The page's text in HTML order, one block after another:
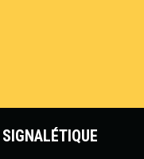
SIGNALÉTIQUE